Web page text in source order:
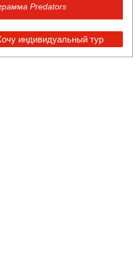
Predators
индивидуальный тур